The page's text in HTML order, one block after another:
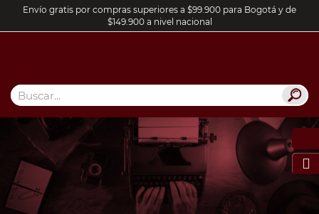
Envío gratis por compras superiores a $99.900 para Bogotá y de
$149.900 a nivel nacional
